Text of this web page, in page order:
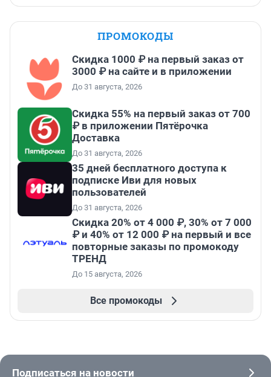
ПРОМОКОДЫ
Скидка 1000 ₽ на первый заказ от
3000 ₽ на сайте и в приложении
До 31 августа, 2026
Скидка 55% на первый заказ от 700
₽ в приложении Пятёрочка
Доставка
До 31 августа, 2026
35 дней бесплатного доступа к
подписке Иви для новых
пользователей
До 31 августа, 2026
Скидка 20% от 4 000 ₽, 30% от 7 000
₽ и 40% от 12 000 ₽ на первый и все
повторные заказы по промокоду
ТРЕНД
До 15 августа, 2026
Все промокоды
Подписаться на новости